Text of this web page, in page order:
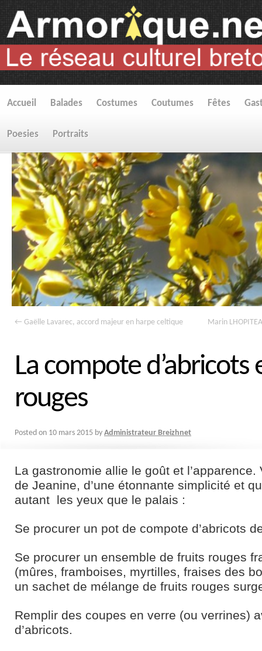
Accueil Balades Costumes Coutumes Fêtes
Poesies Portraits
← Gaëlle Lavarec, accord majeur en harpe celtique Marin
La compote d’abricots
rouges
Posted on 10 mars 2015 by Administrateur Breizhnet
La gastronomie allie le goût et l’apparence.
de Jeanine, d’une étonnante simplicité et
autant les yeux que le palais :
Se procurer un pot de compote d’abricots
Se procurer un ensemble de fruits rouges
(mûres, framboises, myrtilles, fraises des
un sachet de mélange de fruits rouges
Remplir des coupes en verre (ou verrines)
d’abricots.